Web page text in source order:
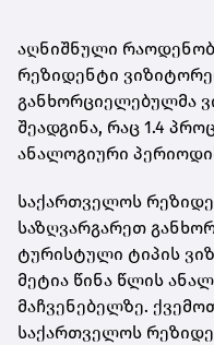
აღნიშნული
რეზიდენტი
განხორციელებულმა
შეადგინა, რაც 1.4
ანალოგიური
საქართველოს
საზღვარგარეთ
ტურისტული ტიპის
მეტია წინა წლის
მაჩვენებელზე.
საქართველოს